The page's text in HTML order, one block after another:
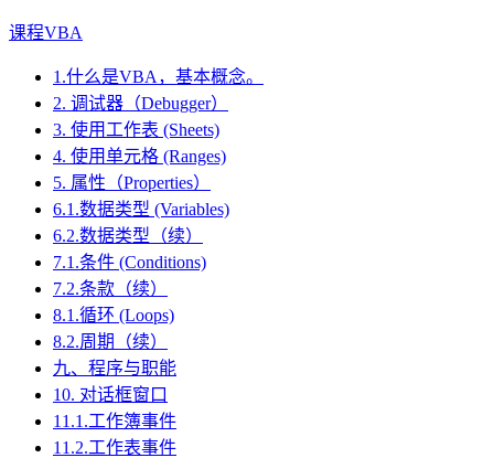
课程VBA
1.什么是VBA，基本概念。
2. 调试器（Debugger）
3. 使用工作表 (Sheets)
4. 使用单元格 (Ranges)
5. 属性（Properties）
6.1.数据类型 (Variables)
6.2.数据类型（续）
7.1.条件 (Conditions)
7.2.条款（续）
8.1.循环 (Loops)
8.2.周期（续）
九、程序与职能
10. 对话框窗口
11.1.工作簿事件
11.2.工作表事件